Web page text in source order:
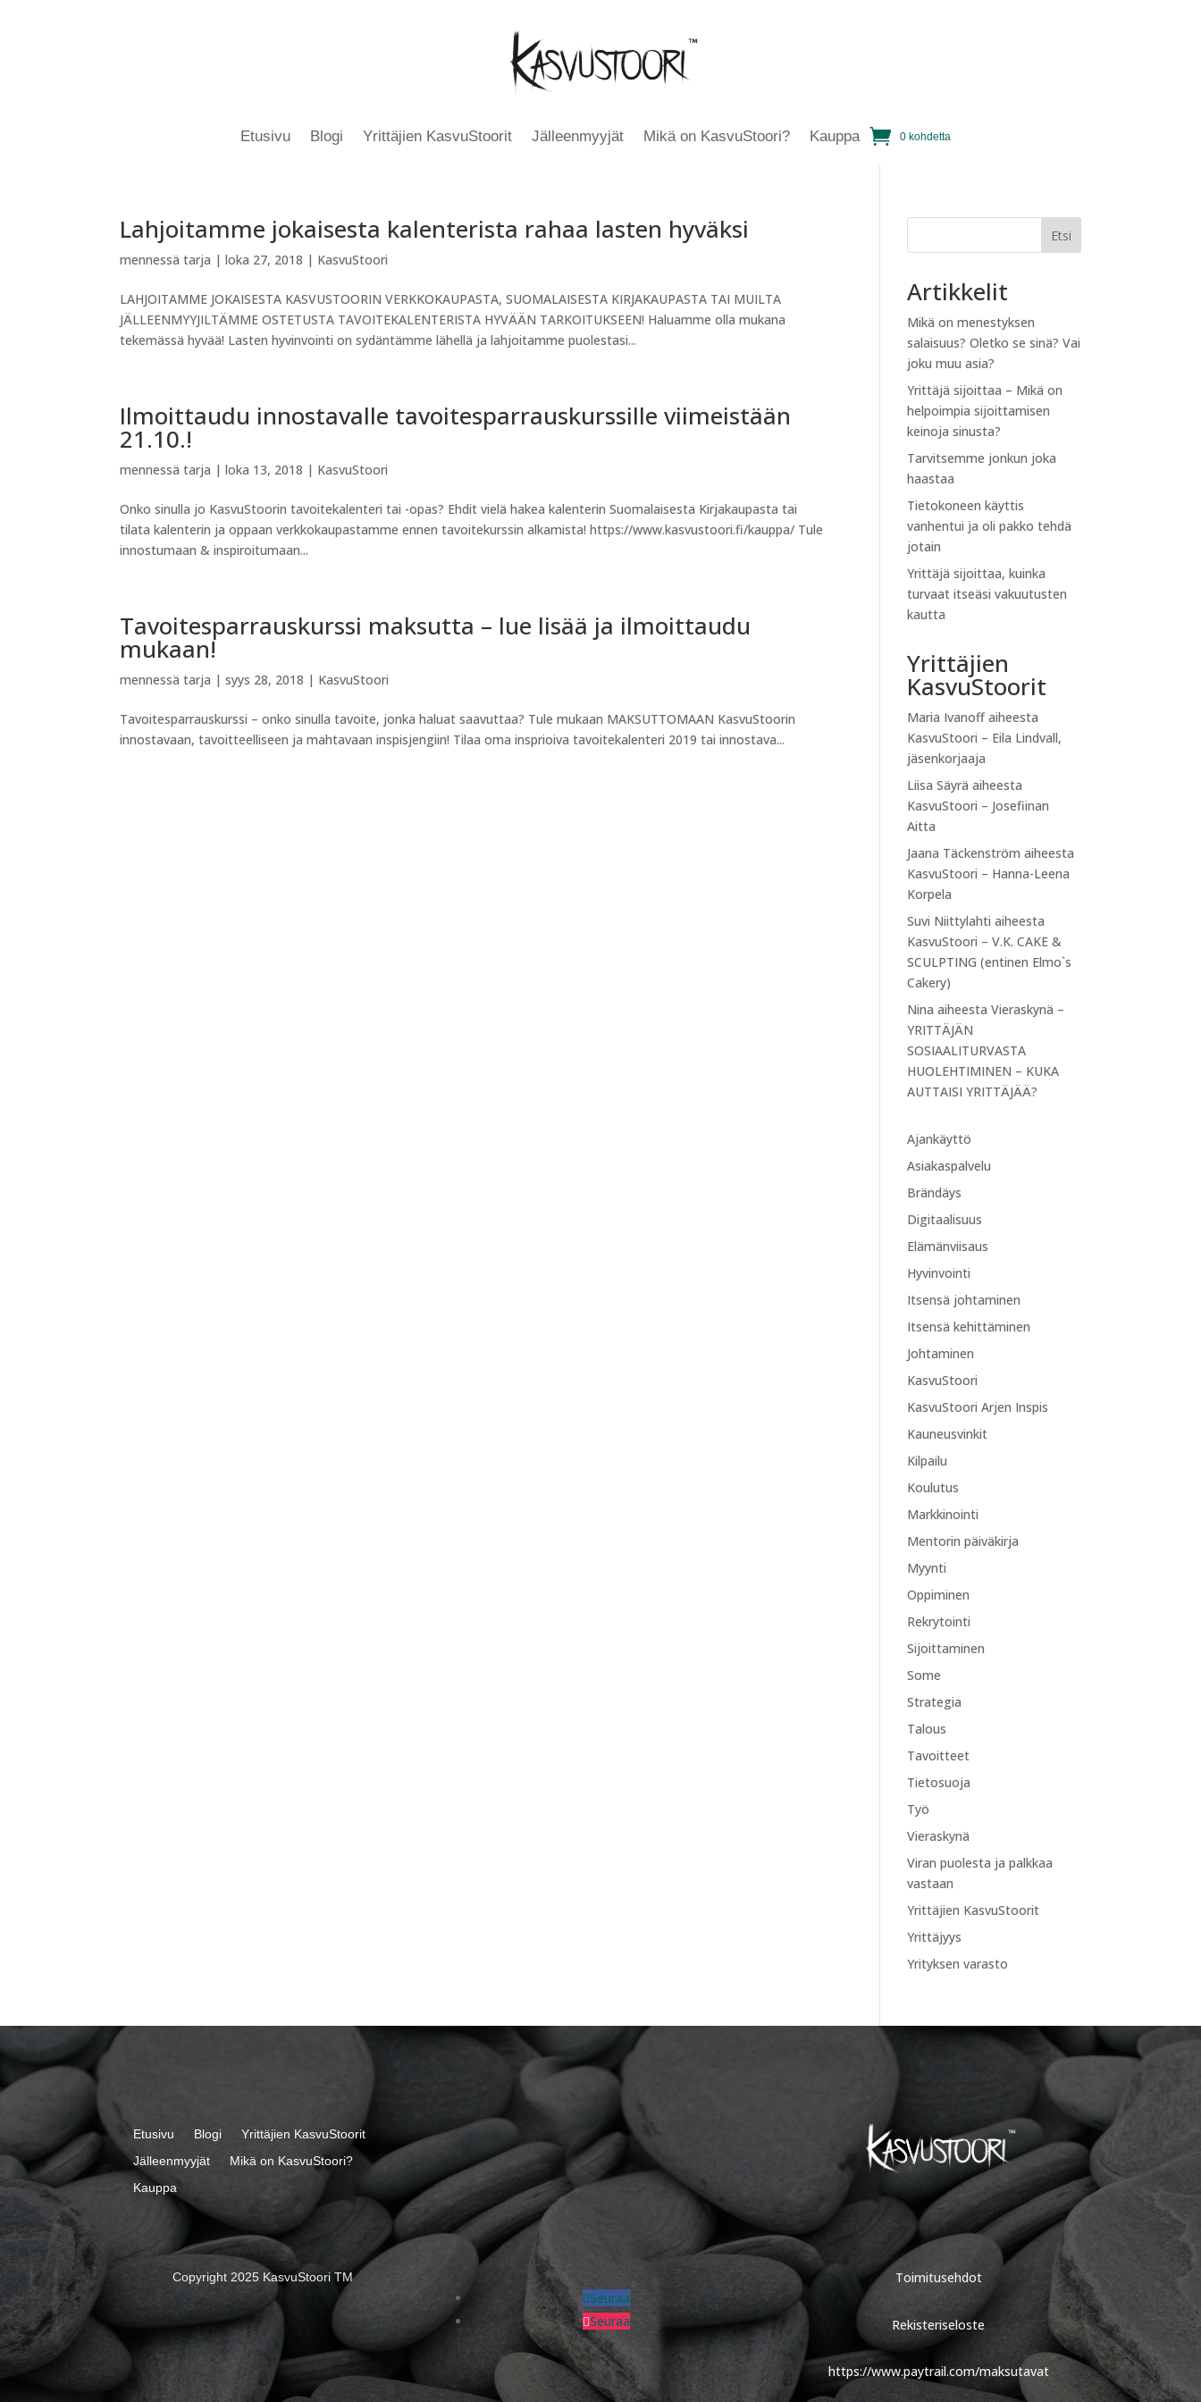
Etusivu Blogi Yrittäjien KasvuStoorit Jälleenmyyjät Mikä on KasvuStoori? Kauppa 0 kohdetta
Lahjoitamme jokaisesta kalenterista rahaa lasten hyväksi
mennessätarja |loka 27, 2018 | KasvuStoori
LAHJOITAMME JOKAISESTA KASVUSTOORIN VERKKOKAUPASTA, SUOMALAISESTA KIRJAKAUPASTA TAI MUILTA
JÄLLEENMYYJILTÄMME OSTETUSTA TAVOITEKALENTERISTA HYVÄÄN TARKOITUKSEEN! Haluamme olla mukana
tekemässä hyvää! Lasten hyvinvointi on sydäntämme lähellä ja lahjoitamme puolestasi...
Ilmoittaudu innostavalle tavoitesparrauskurssille viimeistään
21.10.!
mennessätarja |loka 13, 2018 | KasvuStoori
Onko sinulla jo KasvuStoorin tavoitekalenteri tai -opas? Ehdit vielä hakea kalenterin Suomalaisesta Kirjakaupasta tai
tilata kalenterin ja oppaan verkkokaupastamme ennen tavoitekurssin alkamista! https://www.kasvustoori.fi/kauppa/ Tule
innostumaan & inspiroitumaan...
Tavoitesparrauskurssi maksutta – lue lisää ja ilmoittaudu
mukaan!
mennessätarja |syys 28, 2018 | KasvuStoori
Tavoitesparrauskurssi – onko sinulla tavoite, jonka haluat saavuttaa? Tule mukaan MAKSUTTOMAAN KasvuStoorin
innostavaan, tavoitteelliseen ja mahtavaan inspisjengiin! Tilaa oma insprioiva tavoitekalenteri 2019 tai innostava...
Etsi
Artikkelit
Mikä on menestyksen
salaisuus? Oletko se sinä? Vai
joku muu asia?
Yrittäjä sijoittaa – Mikä on
helpoimpia sijoittamisen
keinoja sinusta?
Tarvitsemme jonkun joka
haastaa
Tietokoneen käyttis
vanhentui ja oli pakko tehdä
jotain
Yrittäjä sijoittaa, kuinka
turvaat itseäsi vakuutusten
kautta
Yrittäjien
KasvuStoorit
Maria Ivanoffaiheesta
KasvuStoori – Eila Lindvall,
jäsenkorjaaja
Liisa Säyrä aiheesta
KasvuStoori – Josefiinan
Aitta
Jaana Täckenström aiheesta
KasvuStoori – Hanna-Leena
Korpela
Suvi Niittylahti aiheesta
KasvuStoori – V.K. CAKE &
SCULPTING (entinen Elmo`s
Cakery)
Nina aiheestaVieraskynä –
YRITTÄJÄN
SOSIAALITURVASTA
HUOLEHTIMINEN – KUKA
AUTTAISI YRITTÄJÄÄ?
Ajankäyttö
Asiakaspalvelu
Brändäys
Digitaalisuus
Elämänviisaus
Hyvinvointi
Itsensä johtaminen
Itsensä kehittäminen
Johtaminen
KasvuStoori
KasvuStoori Arjen Inspis
Kauneusvinkit
Kilpailu
Koulutus
Markkinointi
Mentorin päiväkirja
Myynti
Oppiminen
Rekrytointi
Sijoittaminen
Some
Strategia
Talous
Tavoitteet
Tietosuoja
Työ
Vieraskynä
Viran puolesta ja palkkaa
vastaan
Yrittäjien KasvuStoorit
Yrittäjyys
Yrityksen varasto
Etusivu Blogi
Yrittäjien KasvuStoorit
Jälleenmyyjät
Mikä on KasvuStoori?
Kauppa
Copyright 2025 KasvuStoori TM
Seuraa
Seuraa
Toimitusehdot
Rekisteriseloste
https://www.paytrail.com/maksutavat